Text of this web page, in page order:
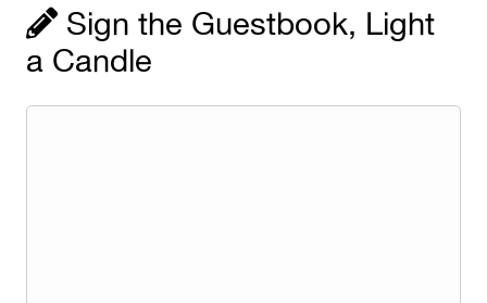
Sign the Guestbook, Light
a Candle